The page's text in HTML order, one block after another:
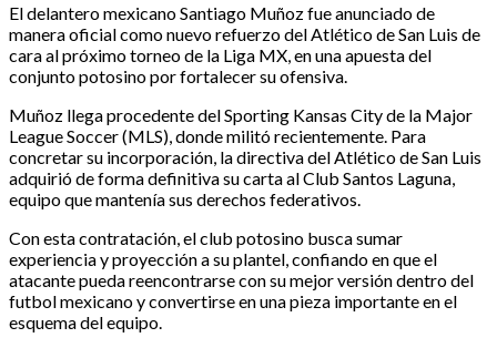
El delantero mexicano Santiago Muñoz fue anunciado de
manera oficial como nuevo refuerzo del Atlético de San Luis de
cara al próximo torneo de la Liga MX, en una apuesta del
conjunto potosino por fortalecer su ofensiva.
Muñoz llega procedente del Sporting Kansas City de la Major
League Soccer (MLS), donde militó recientemente. Para
concretar su incorporación, la directiva del Atlético de San Luis
adquirió de forma definitiva su carta al Club Santos Laguna,
equipo que mantenía sus derechos federativos.
Con esta contratación, el club potosino busca sumar
experiencia y proyección a su plantel, confiando en que el
atacante pueda reencontrarse con su mejor versión dentro del
futbol mexicano y convertirse en una pieza importante en el
esquema del equipo.